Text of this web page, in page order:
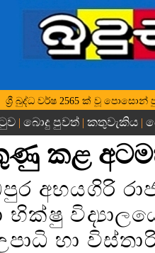
ශ්‍රී බුද්ධ වර්ෂ 2565 ක් වූ පොසොන්
| බොදු පුවත් | කතුවැකිය |
කළ
අභයගිරි
භික්ෂු
හා